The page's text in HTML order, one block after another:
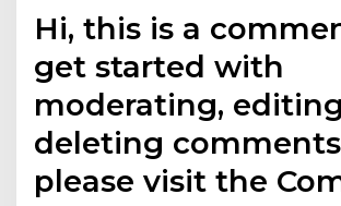
Hi, this is a
get started with
moderating,
deleting
please visit the